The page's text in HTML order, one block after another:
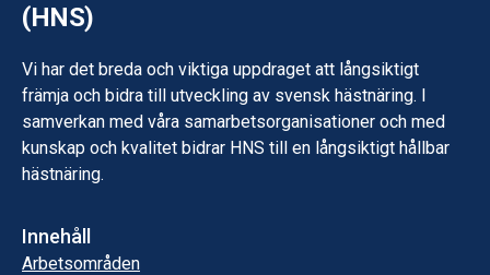
(HNS)
Vi har det breda och viktiga uppdraget att långsiktigt
främja och bidra till utveckling av svensk hästnäring. I
samverkan med våra samarbetsorganisationer och med
kunskap och kvalitet bidrar HNS till en långsiktigt hållbar
hästnäring.
Innehåll
Arbetsområden